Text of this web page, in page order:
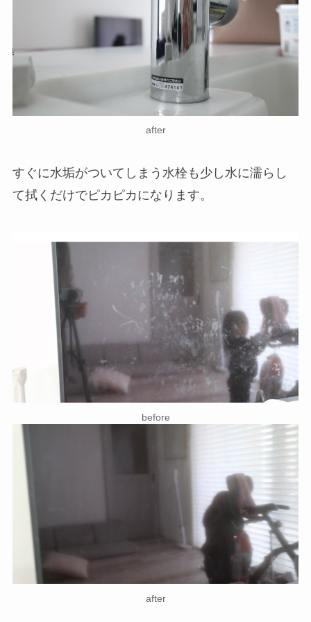
after
すぐに水垢がついてしまう水栓も少し水に濡らし
て拭くだけでピカピカになります。
before
after